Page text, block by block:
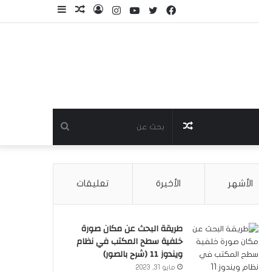
مقالتسجيلانستقراميوتيوب تويتر
فيسبوك
عن
مقال
عشوائي
الأشهر الأخيرة تعليقات
طريقة البحث عن مكان صورة
خلفية سطح المكتب في نظام
ويندوز 11 (شرح بالصور)
مايو 31, 2023